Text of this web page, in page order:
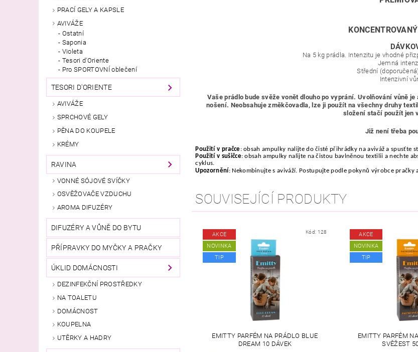
PRACÍ GELY A KAPSLE
AVIVÁŽE
Ostatní
Saponia
Violeta
Tesori d'Oriente
Pro SPORTOVNÍ oblečení
TESORI D'ORIENTE
AVIVÁŽE
SPRCHOVÉ GELY
PĚNA DO KOUPELE
KRÉMY
RAVINA
VONNÉ SÓJOVÉ SVÍČKY
OSVĚŽOVAČE VZDUCHU
AROMA DIFUZÉRY
DIFUZÉRY A VŮNĚ DO BYTU
PŘÍPRAVKY DO MYČKY A PRAČKY
ÚKLID DOMÁCNOSTI
DEZINFEKČNÍ PROSTŘEDKY
NA TOALETU
DOMÁCNOST
KOUPELNA
UTĚRKY A HADRY
Na 5 kg prádla. Intenzitu je vhodné
Jemná
Střední
Intenzivní
Vaše prádlo bude svěže vonět dlouho po vyprání. Uvolňování vůně
nošení. Neobsahuje změkčovadla, lze ji použít na všechny druhy
složení stačí použít jen
Již není třeba
Použití v pračce: obsah ampulky nalijte do čisté přihrádky na aviváž a spusťte
Použití v sušičce: obsah ampulky nalijte na čistou bavlněnou textilii a nechte
cyklus.
Upozornění: Nekombinujte s aviváží. Postupujte podle pokynů výrobce pračky
SOUVISEJÍCÍ PRODUKTY
AKCE
NOVINKA
TIP
Kód: 128
EMITTY PARFÉM NA PRÁDLO BLUE
DREAM 10 DÁVEK
AKCE
NOVINKA
TIP
EMITTY PARFÉM
SVĚŽEST